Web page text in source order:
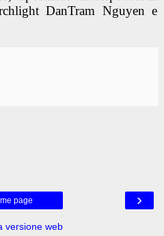
DanTram Nguyen e
›
page
versione web